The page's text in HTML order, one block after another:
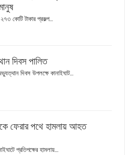
কোটি টাকার প্রকল্প...
দিবস পালিত
দিবস উপলক্ষে কানাইঘাট...
ফেরার পথে হামলায় আহত
প্রতিপক্ষের হামলায়...